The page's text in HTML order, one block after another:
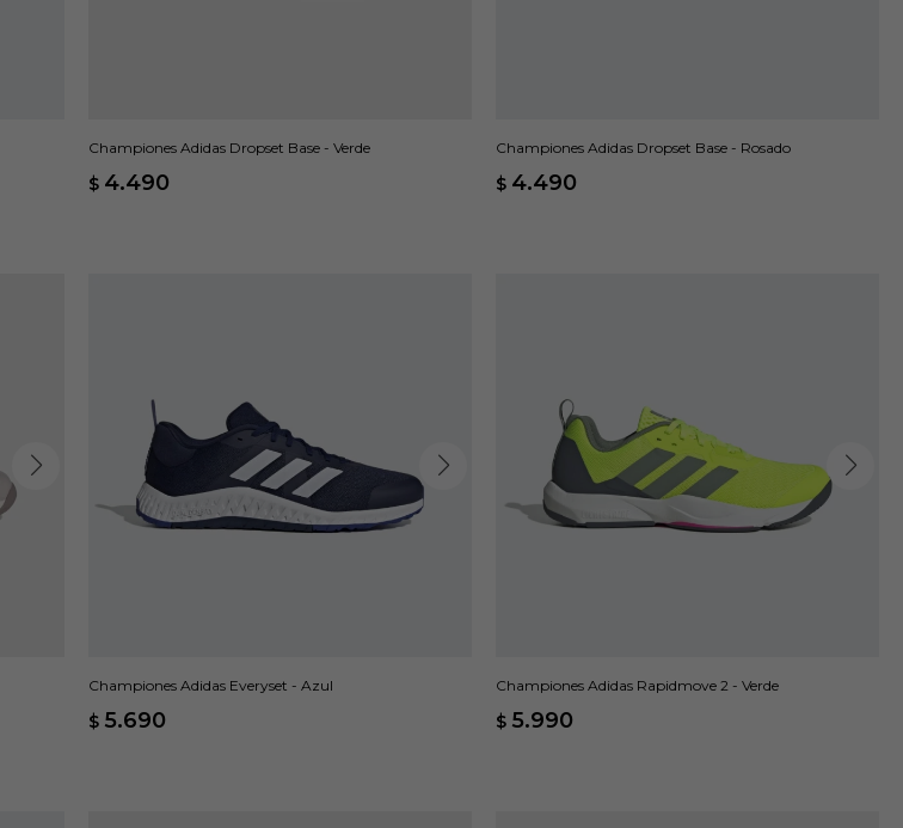
Championes Adidas Dropset Base - Verde
$ 4.490
Championes Adidas Dropset Base - Rosado
$ 4.490
Championes Adidas Everyset - Azul
$ 5.690
Championes Adidas Rapidmove 2 - Verde
$ 5.990